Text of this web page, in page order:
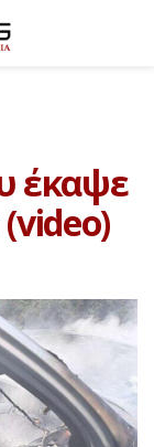
έκαψε
(video)